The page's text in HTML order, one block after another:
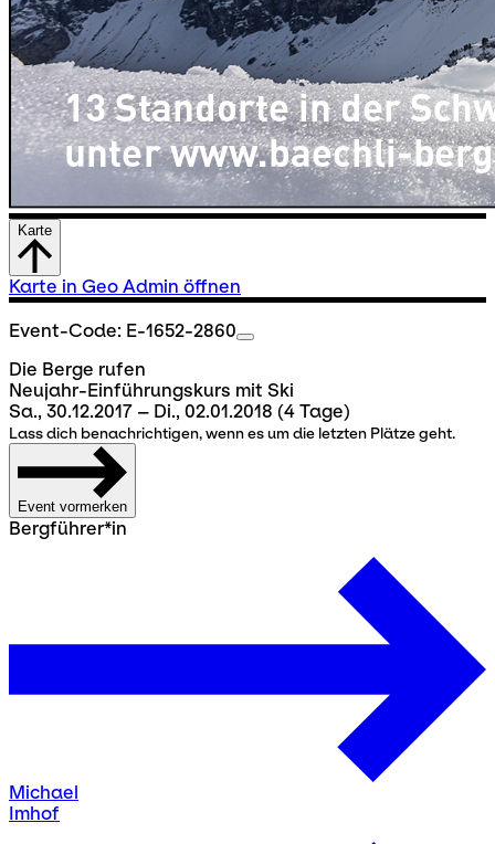
Karte
Karte in Geo Admin öffnen
Event-Code: E-1652-2860
Die Berge rufen
Neujahr-Einführungskurs mit Ski
Sa., 30.12.2017 – Di., 02.01.2018 (4 Tage)
Lass dich benachrichtigen, wenn es um die letzten Plätze geht.
Event vormerken
Bergführer*in
Michael
Imhof